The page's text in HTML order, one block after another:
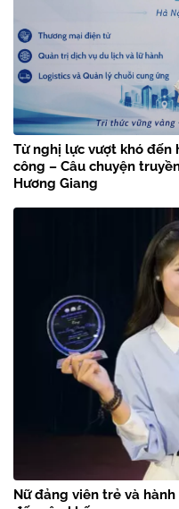
Từ nghị lực vượt khó đến
công – Câu chuyện
Hương Giang
Nữ đảng viên trẻ và